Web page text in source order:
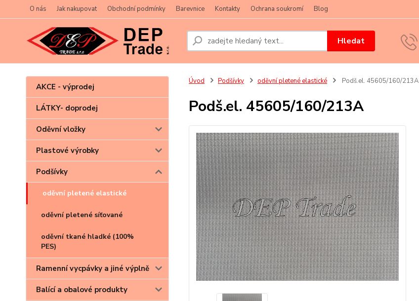
O nás Jak nakupovat Obchodní podmínky Barevnice Kontakty Ochrana soukromí Blog
Hledat
AKCE - výprodej
LÁTKY- doprodej
Oděvní vložky
Plastové výrobky
Podšívky
oděvní pletené elastické
oděvní pletené síťované
oděvní tkané hladké (100%
PES)
Ramenní vycpávky a jiné výplně
Balící a obalové produkty
Úvod Podšívky oděvní pletené elastické Podš.el. 45605/160/213A
Podš.el. 45605/160/213A